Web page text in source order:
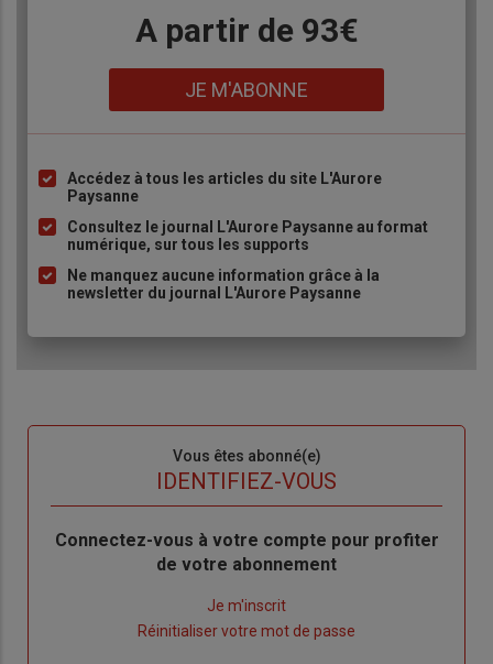
A partir de 93€
JE M'ABONNE
Liste
puce
Accédez à tous les articles du site L'Aurore
Paysanne
Consultez le journal L'Aurore Paysanne au format
numérique, sur tous les supports
Ne manquez aucune information grâce à la
newsletter du journal L'Aurore Paysanne
Vous êtes abonné(e)
IDENTIFIEZ-VOUS
Body
Connectez-vous à votre compte pour profiter
de votre abonnement
Je m'inscrit
Réinitialiser votre mot de passe